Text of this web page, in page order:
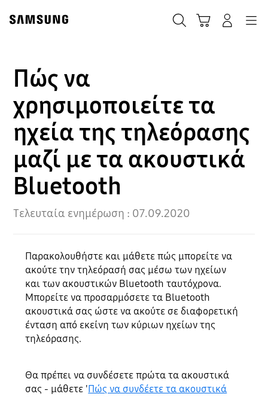
content
accessibility
Πώς να
χρησιμοποιείτε τα
ηχεία της τηλεόρασης
μαζί με τα ακουστικά
Bluetooth
Τελευταία ενημέρωση : 07.09.2020
Παρακολουθήστε και μάθετε πώς μπορείτε να
ακούτε την τηλεόρασή σας μέσω των ηχείων
και των ακουστικών Bluetooth ταυτόχρονα.
Μπορείτε να προσαρμόσετε τα Bluetooth
ακουστικά σας ώστε να ακούτε σε διαφορετική
ένταση από εκείνη των κύριων ηχείων της
τηλεόρασης.
Θα πρέπει να συνδέσετε πρώτα τα ακουστικά
σας - μάθετε 'Πώς να συνδέετε τα ακουστικά